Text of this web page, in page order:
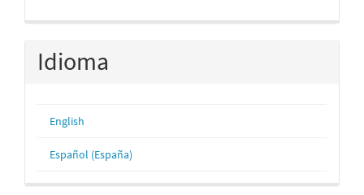
Idioma
English
Español (España)